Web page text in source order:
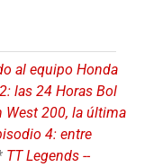
al equipo Honda
las 24 Horas Bol
West 200, la última
4: entre
TT Legends --